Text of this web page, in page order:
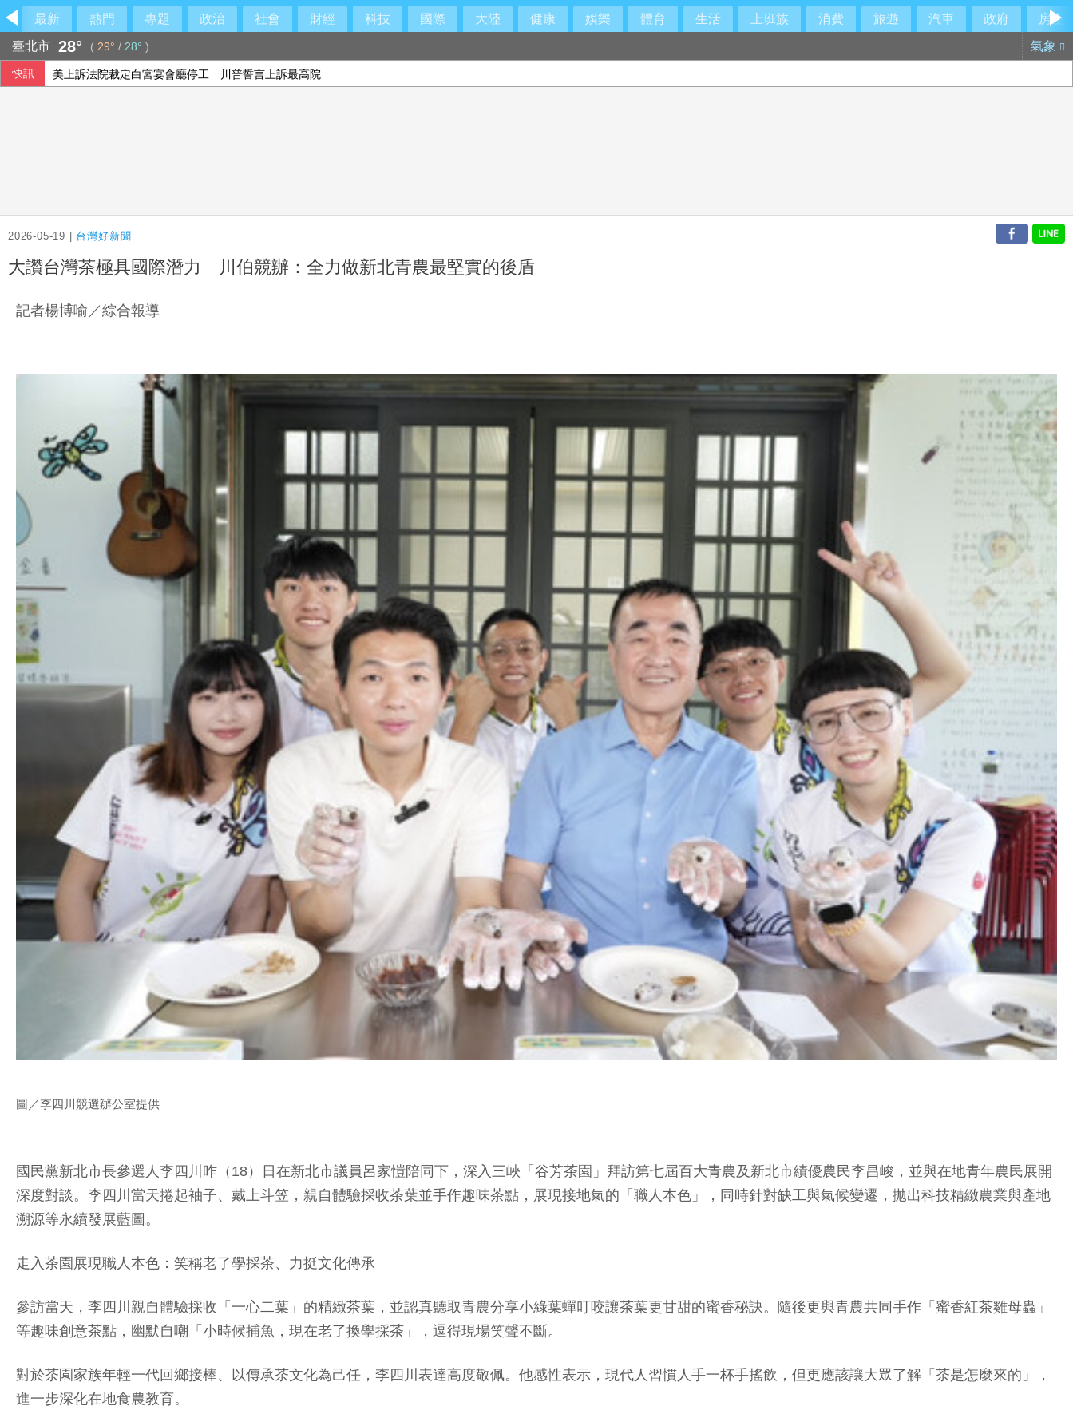
最新 熱門 專題 政治 社會 財經 科技 國際 大陸 健康 娛樂 體育 生活 上班族 消費 旅遊 汽車 政府
房產
臺北市 28° ( 29° / 28° ) 氣象
快訊 美上訴法院裁定白宮宴會廳停工 川普誓言上訴最高院
2026-05-19 | 台灣好新聞
大讚台灣茶極具國際潛力 川伯競辦：全力做新北青農最堅實的後盾
記者楊博喻／綜合報導
圖／李四川競選辦公室提供
國民黨新北市長參選人李四川昨（18）日在新北市議員呂家愷陪同下，深入三峽「谷芳茶園」拜訪第七屆百大青農及新北市績優農民李昌峻，並與在地青年農民展開
深度對談。李四川當天捲起袖子、戴上斗笠，親自體驗採收茶葉並手作趣味茶點，展現接地氣的「職人本色」，同時針對缺工與氣候變遷，拋出科技精緻農業與產地
溯源等永續發展藍圖。
走入茶園展現職人本色：笑稱老了學採茶、力挺文化傳承
參訪當天，李四川親自體驗採收「一心二葉」的精緻茶葉，並認真聽取青農分享小綠葉蟬叮咬讓茶葉更甘甜的蜜香秘訣。隨後更與青農共同手作「蜜香紅茶雞母蟲」
等趣味創意茶點，幽默自嘲「小時候捕魚，現在老了換學採茶」，逗得現場笑聲不斷。
對於茶園家族年輕一代回鄉接棒、以傳承茶文化為己任，李四川表達高度敬佩。他感性表示，現代人習慣人手一杯手搖飲，但更應該讓大眾了解「茶是怎麼來的」，
進一步深化在地食農教育。